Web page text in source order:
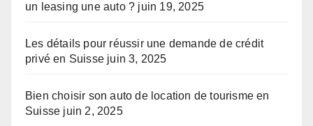
un leasing une auto ? juin 19, 2025
Les détails pour réussir une demande de crédit
privé en Suisse juin 3, 2025
Bien choisir son auto de location de tourisme en
Suisse juin 2, 2025